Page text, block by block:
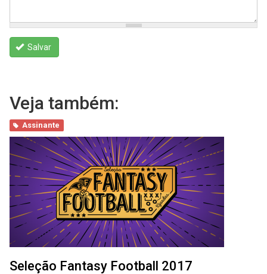
Salvar
Veja também:
Assinante
Seleção Fantasy Football 2017